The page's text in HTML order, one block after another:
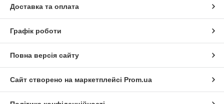
Доставка та оплата
Графік роботи
Повна версія сайту
Сайт створено на маркетплейсі Prom.ua